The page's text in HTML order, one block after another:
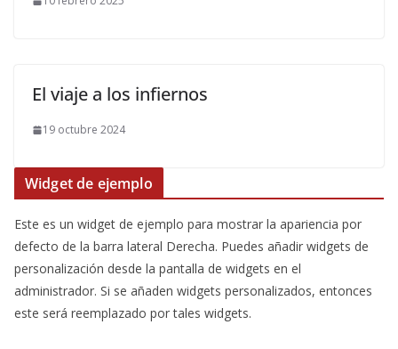
El viaje a los infiernos
19 octubre 2024
Widget de ejemplo
Este es un widget de ejemplo para mostrar la apariencia por
defecto de la barra lateral Derecha. Puedes añadir widgets de
personalización desde la pantalla de widgets en el
administrador. Si se añaden widgets personalizados, entonces
este será reemplazado por tales widgets.